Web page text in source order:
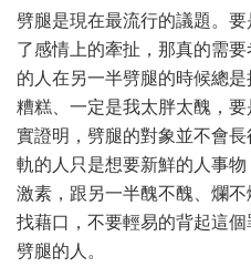
劈腿是現在最流行的議題。
了感情上的牽扯，那真的需
的人在另一半劈腿的時候總
糟糕、一定是我太胖太醜，
實證明，劈腿的對象並不會
軌的人只是想要新鮮的人事
激素，跟另一半醜不醜、爛
找藉口，不要輕易的背起這
劈腿的人。